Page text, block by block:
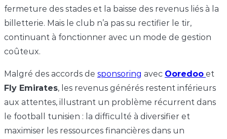
fermeture des stades et la baisse des revenus liés à la
billetterie. Mais le club n’a pas su rectifier le tir,
continuant à fonctionner avec un mode de gestion
coûteux.
Malgré des accords de sponsoring avec Ooredoo et
Fly Emirates, les revenus générés restent inférieurs
aux attentes, illustrant un problème récurrent dans
le football tunisien : la difficulté à diversifier et
maximiser les ressources financières dans un